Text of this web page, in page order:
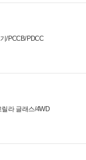
/PCCB/PDCC
라 글래스/4WD